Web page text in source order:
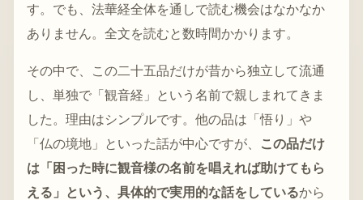
す。でも、法華経全体を通しで読む機会はなかなか
ありません。全文を読むと数時間かかります。
その中で、この二十五品だけが昔から独立して流通
し、単独で「観音経」という名前で親しまれてきま
した。理由はシンプルです。他の品は「悟り」や
「仏の境地」といった話が中心ですが、
この品だけ
は「困った時に観音様の名前を唱えれば助けてもら
える」という、具体的で実用的な話をしているから